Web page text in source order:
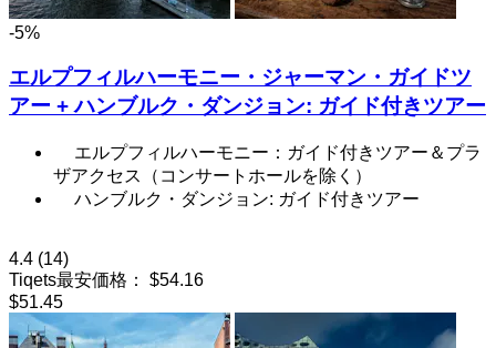
-5%
エルプフィルハーモニー・ジャーマン・ガイドツ
アー + ハンブルク・ダンジョン: ガイド付きツアー
エルプフィルハーモニー：ガイド付きツアー＆プラ
ザアクセス（コンサートホールを除く）
ハンブルク・ダンジョン: ガイド付きツアー
4.4 (14)
Tiqets最安価格：
$54.16
$51.45